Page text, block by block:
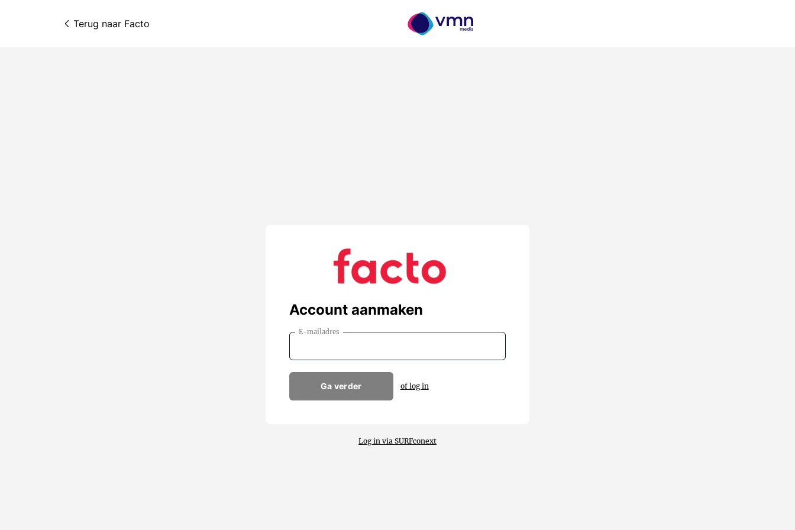
Terug naar Facto
Account aanmaken
E-mailadres
Ga verder of log in
Log in via SURFconext